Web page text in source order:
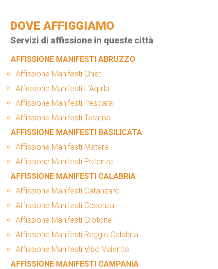
DOVE AFFIGGIAMO
Servizi di affissione in queste città
AFFISSIONE MANIFESTI ABRUZZO
Affissione Manifesti Chieti
Affissione Manifesti L’Aquila
Affissione Manifesti Pescara
Affissione Manifesti Teramo
AFFISSIONE MANIFESTI BASILICATA
Affissione Manifesti Matera
Affissione Manifesti Potenza
AFFISSIONE MANIFESTI CALABRIA
Affissione Manifesti Catanzaro
Affissione Manifesti Cosenza
Affissione Manifesti Crotone
Affissione Manifesti Reggio Calabria
Affissione Manifesti Vibo Valentia
AFFISSIONE MANIFESTI CAMPANIA